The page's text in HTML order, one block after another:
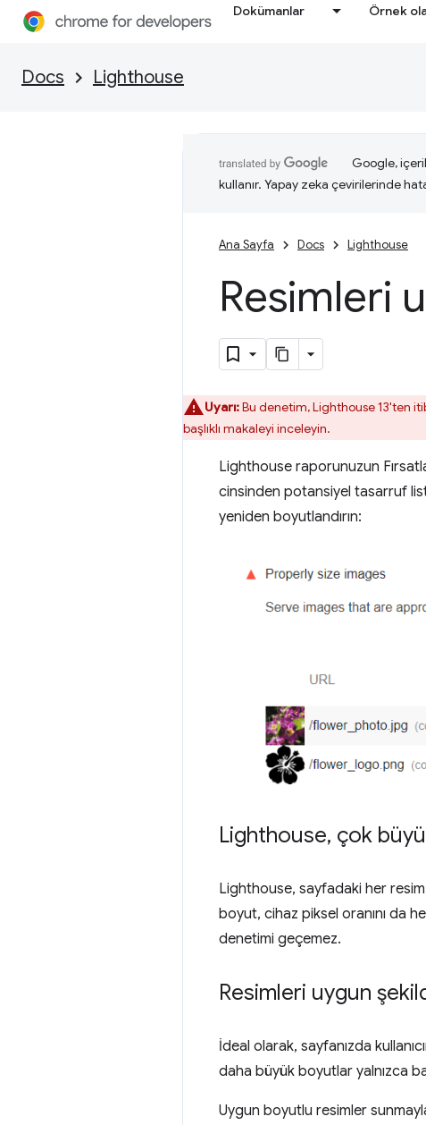
Dokümanlar Örnek
Docs Lighthouse
Google,
kullanır. Yapay zeka çevirilerinde
Ana Sayfa Docs Lighthouse
Resimleri
Uyarı:Bu denetim, Lighthouse 13'ten
başlıklı makaleyi inceleyin.
Lighthouse raporunuzun
cinsinden potansiyel tasarruf
yeniden boyutlandırın:
Lighthouse, çok
Lighthouse, sayfadaki her
boyut, cihaz piksel oranını da
denetimi geçemez.
Resimleri uygun
İdeal olarak, sayfanızda
daha büyük boyutlar yalnızca
Uygun boyutlu resimler